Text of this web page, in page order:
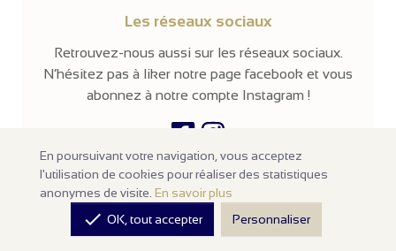
Les réseaux sociaux
Retrouvez-nous aussi sur les réseaux sociaux.
N’hésitez pas à liker notre page facebook et vous
abonnez à notre compte Instagram !
© 2026 -Parissima-Tous droits réservés
En poursuivant votre navigation, vous acceptez
l'utilisation de cookies pour réaliser des statistiques
anonymes de visite. En savoir plus
 OK, tout accepter Personnaliser
Notre site en ligne estréservé aux professionnels
la beauté. Les prix sont affichés hors taxes. Nos produits sont
vendus à l'unité avec un minimum d'achats de100€ HT